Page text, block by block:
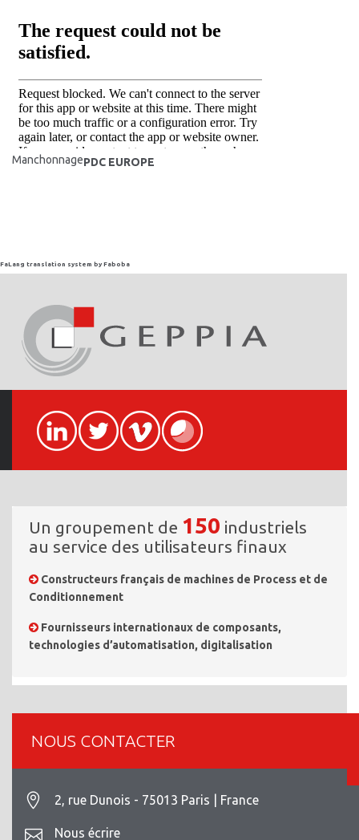
ManchonnagePDC EUROPE
FaLang translation system by Faboba
Un groupement de 150 industriels
au service des utilisateurs finaux
Constructeurs français de machines de Process et de
Conditionnement
Fournisseurs internationaux de composants,
technologies d’automatisation, digitalisation
NOUS CONTACTER
2, rue Dunois - 75013 Paris | France
Nous écrire